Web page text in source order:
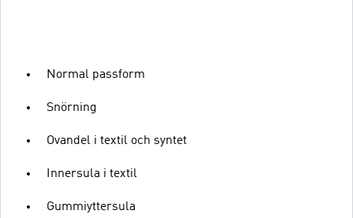
Normal passform
Snörning
Ovandel i textil och syntet
Innersula i textil
Gummiyttersula